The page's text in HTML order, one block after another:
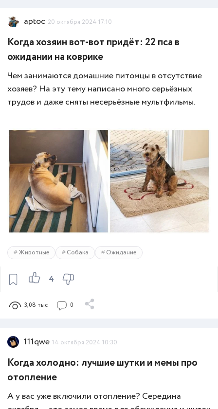
4
aptoc 20 октября 2024 17:10
Когда хозяин вот-вот придёт: 22 пса в
ожидании на коврике
Чем занимаются домашние питомцы в отсутствие
хозяев? На эту тему написано много серьёзных
трудов и даже сняты несерьёзные мультфильмы.
Животные Собака Ожидание
3,08 тыс 0
111qwe 14 октября 2024 10:30
Когда холодно: лучшие шутки и мемы про
отопление
А у вас уже включили отопление? Середина